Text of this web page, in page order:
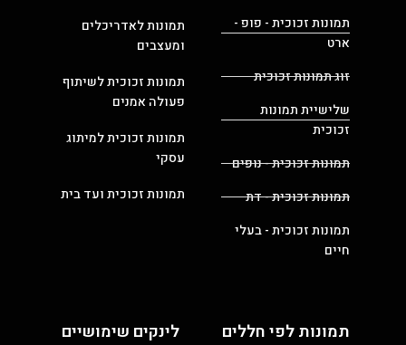
תמונות זכוכית - פופ -
ארט
זוג תמונות זכוכית
שלישיית תמונות
זכוכית
תמונות זכוכית - נופים
תמונות זכוכית - דת
תמונות זכוכית - בעלי
חיים
תמונות לאדריכלים
ומעצבים
תמונות זכוכית לשיתוף
פעולה אמנים
תמונות זכוכית למיתוג
עסקי
תמונות זכוכית ועד בית
תמונות לפי חללים לינקים שימושיים